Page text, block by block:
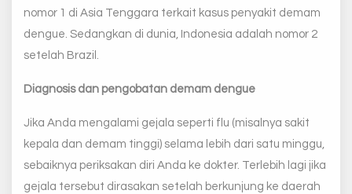
nomor 1 di Asia Tenggara terkait kasus penyakit demam
dengue. Sedangkan di dunia, Indonesia adalah nomor 2
setelah Brazil.
Diagnosis dan pengobatan demam dengue
Jika Anda mengalami gejala seperti flu (misalnya sakit
kepala dan demam tinggi) selama lebih dari satu minggu,
sebaiknya periksakan diri Anda ke dokter. Terlebih lagi jika
gejala tersebut dirasakan setelah berkunjung ke daerah